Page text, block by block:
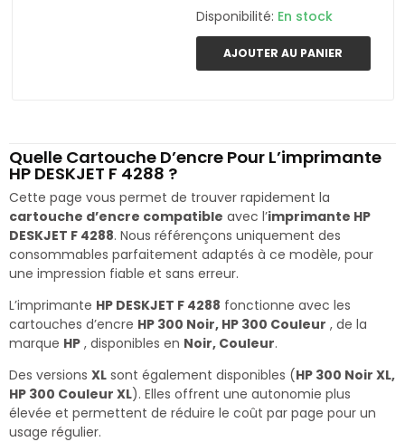
Disponibilité: En stock
AJOUTER AU PANIER
Quelle Cartouche D’encre Pour L’imprimante
HP DESKJET F 4288 ?
Cette page vous permet de trouver rapidement la
cartouche d’encre compatible avec l’imprimante HP
DESKJET F 4288. Nous référençons uniquement des
consommables parfaitement adaptés à ce modèle, pour
une impression fiable et sans erreur.
L’imprimante HP DESKJET F 4288 fonctionne avec les
cartouches d’encre HP 300 Noir, HP 300 Couleur , de la
marque HP , disponibles en Noir, Couleur.
Des versions XL sont également disponibles (HP 300 Noir XL,
HP 300 Couleur XL). Elles offrent une autonomie plus
élevée et permettent de réduire le coût par page pour un
usage régulier.